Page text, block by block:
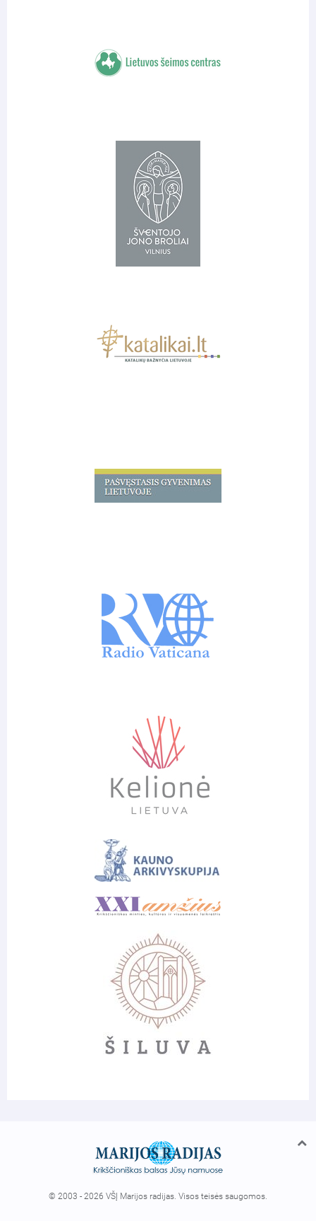
© 2003 - 2026 VŠĮ Marijos radijas. Visos teisės saugomos.